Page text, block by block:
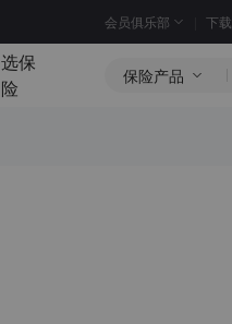
会员俱乐部 下
选保
险
保险产品